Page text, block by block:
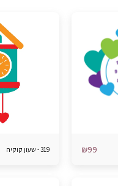
₪99 319 - שעון קוקיה